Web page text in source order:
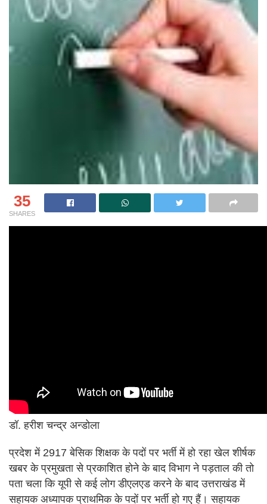
35
SHARES
डॉ. हरीश चन्द्र अन्डोला
प्रदेश में 2917 बेसिक शिक्षक के पदों पर भर्ती में हो रहा खेल शीर्षक
खबर के प्रमुखता से प्रकाशित होने के बाद विभाग ने पड़ताल की तो
पता चला कि यूपी से कई लोग डीएलएड करने के बाद उत्तराखंड में
सहायक अध्यापक प्राथमिक के पदों पर भर्ती हो गए हैं। सहायक